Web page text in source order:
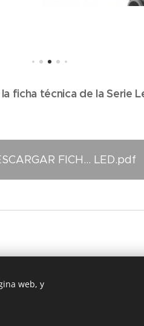
ficha técnica de la Serie
FICH... LED.pdf
Webmaster - Javier
web, y